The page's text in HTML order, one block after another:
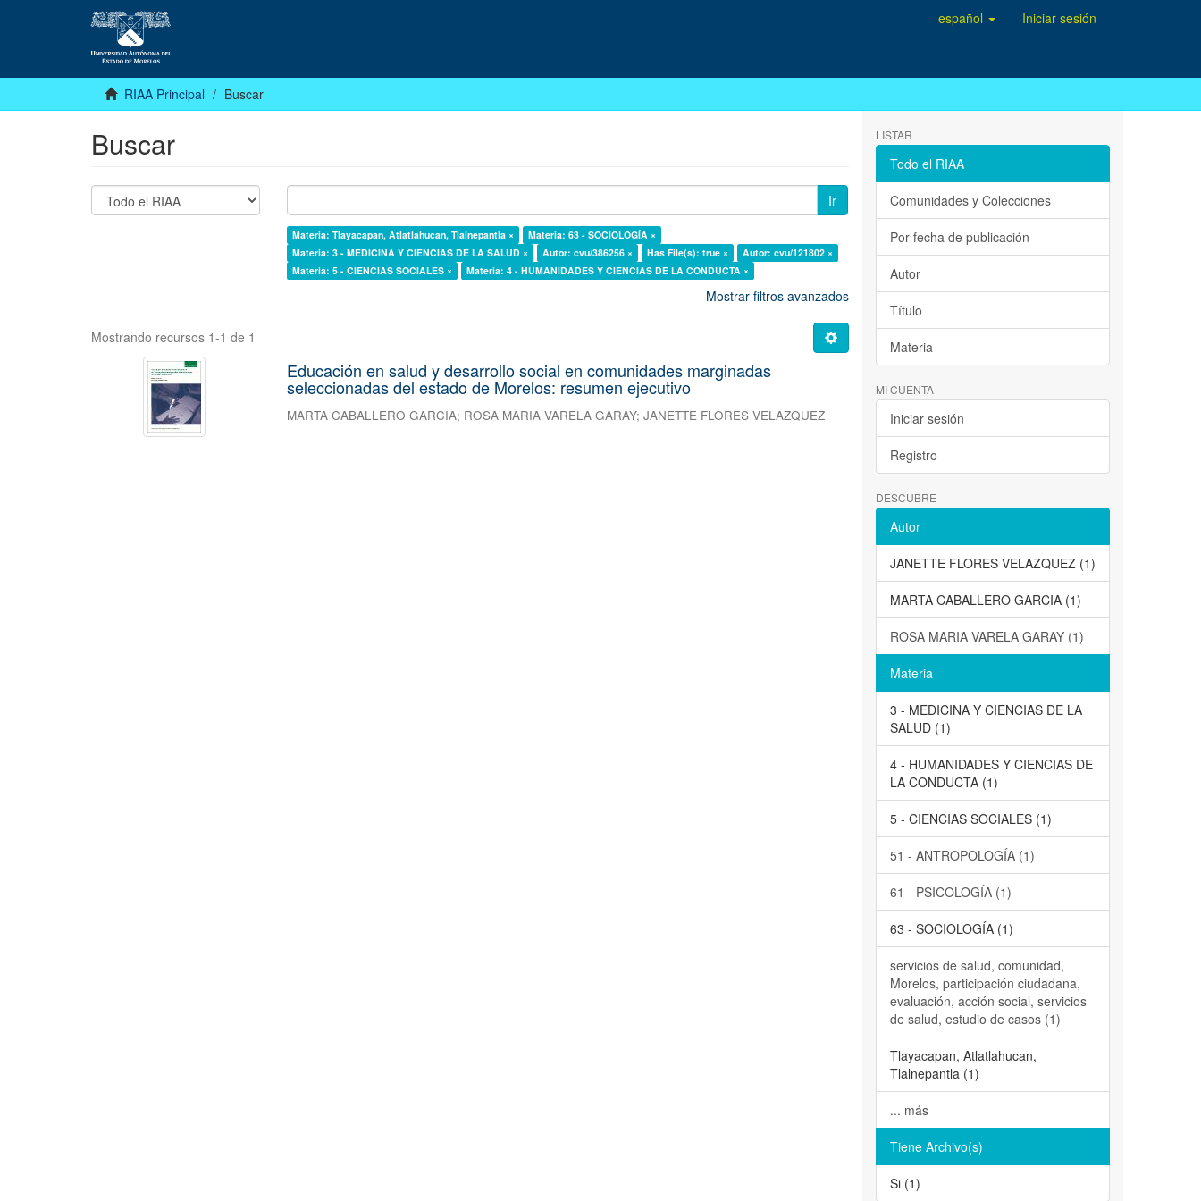
español Iniciar sesión
RIAA Principal Buscar
Buscar
Ir
Materia: Tlayacapan, Atlatlahucan, Tlalnepantla ×
Materia: 63 - SOCIOLOGÍA ×
Materia: 3 - MEDICINA Y CIENCIAS DE LA SALUD ×
Autor: cvu/386256 × Has File(s): true ×
Autor: cvu/121802 ×
Materia: 5 - CIENCIAS SOCIALES ×
Materia: 4 - HUMANIDADES Y CIENCIAS DE LA CONDUCTA ×
Mostrar filtros avanzados
Mostrando recursos 1-1 de 1
Educación en salud y desarrollo social en comunidades marginadas
seleccionadas del estado de Morelos: resumen ejecutivo
MARTA CABALLERO GARCIA; ROSA MARIA VARELA GARAY;JANETTE FLORES VELAZQUEZ
LISTAR
Todo el RIAA
Comunidades y Colecciones
Por fecha de publicación
Autor
Título
Materia
MI CUENTA
Iniciar sesión
Registro
DESCUBRE
Autor
JANETTE FLORES VELAZQUEZ (1)
MARTA CABALLERO GARCIA (1)
ROSA MARIA VARELA GARAY (1)
Materia
3 - MEDICINA Y CIENCIAS DE LA
SALUD (1)
4 - HUMANIDADES Y CIENCIAS DE
LA CONDUCTA (1)
5 - CIENCIAS SOCIALES (1)
51 - ANTROPOLOGÍA (1)
61 - PSICOLOGÍA (1)
63 - SOCIOLOGÍA (1)
servicios de salud, comunidad,
Morelos, participación ciudadana,
evaluación, acción social, servicios
de salud, estudio de casos (1)
Tlayacapan, Atlatlahucan,
Tlalnepantla (1)
... más
Tiene Archivo(s)
Si (1)